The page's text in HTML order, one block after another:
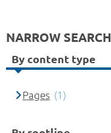
NARROW SEARCH
By content type
Pages (1)